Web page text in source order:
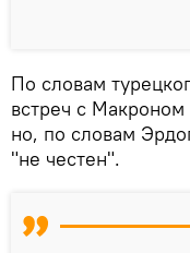
По словам
встреч с
но, по словам
"не честен".